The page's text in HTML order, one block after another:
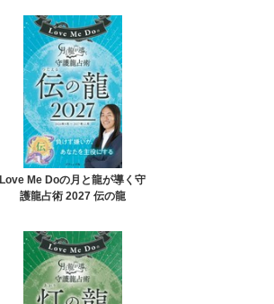
Love Me Doの月と龍が導く守
護龍占術 2027 伝の龍